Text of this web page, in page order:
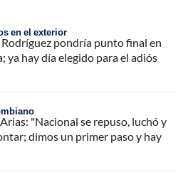
en el exterior
Rodríguez pondría punto final en
ya hay día elegido para el adiós
"Nacional se repuso, luchó y
dimos un primer paso y hay